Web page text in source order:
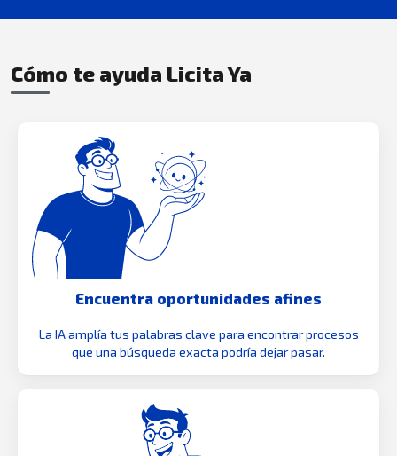
Cómo te ayuda Licita Ya
Encuentra oportunidades afines
La IA amplía tus palabras clave para encontrar procesos
que una búsqueda exacta podría dejar pasar.